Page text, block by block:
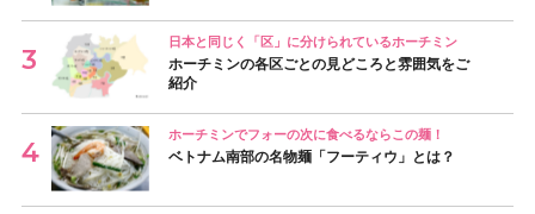
日本と同じく「区」に分けられているホーチミン
ホーチミンの各区ごとの見どころと雰囲気をご
紹介
ホーチミンでフォーの次に食べるならこの麺！
ベトナム南部の名物麺「フーティウ」とは？